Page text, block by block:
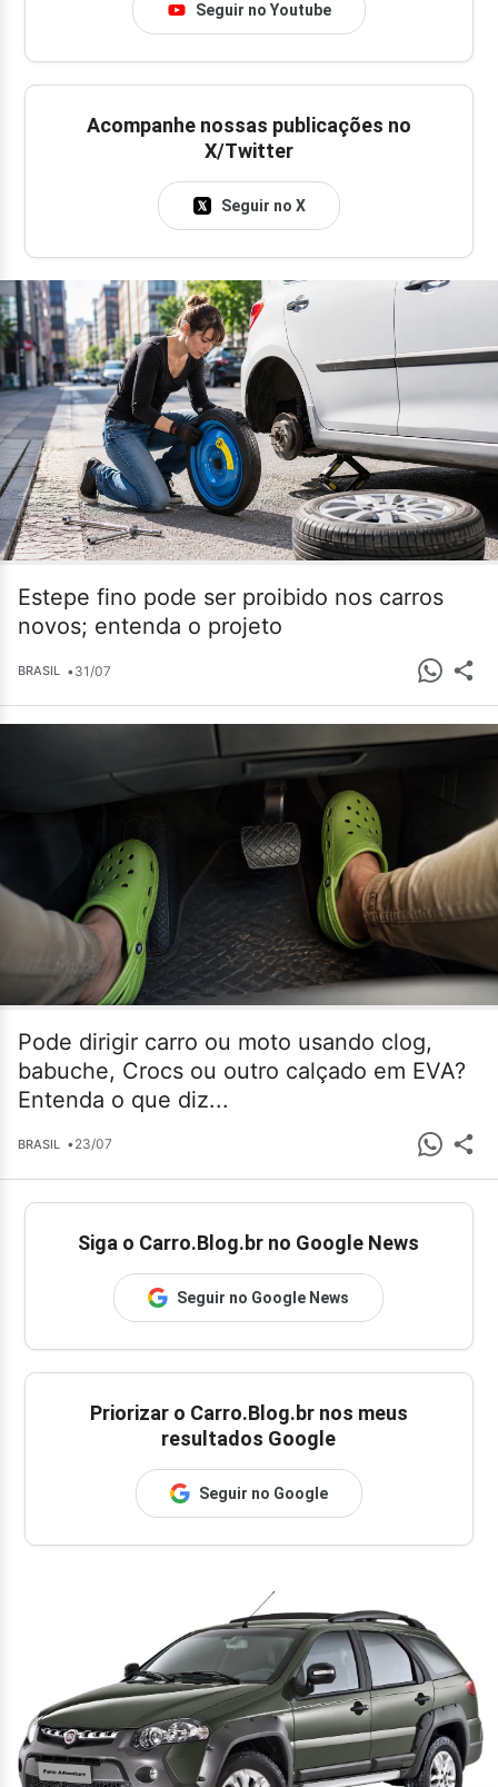
Seguir no Youtube
Acompanhe nossas publicações no
X/Twitter
Seguir no X
Estepe fino pode ser proibido nos carros
novos; entenda o projeto
BRASIL •31/07
Pode dirigir carro ou moto usando clog,
babuche, Crocs ou outro calçado em EVA?
Entenda o que diz...
BRASIL •23/07
Siga o Carro.Blog.br no Google News
Seguir no Google News
Priorizar o Carro.Blog.br nos meus
resultados Google
Seguir no Google